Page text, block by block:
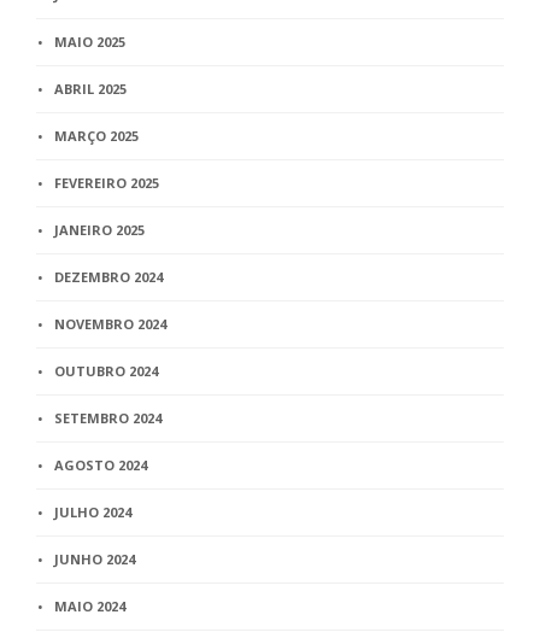
MAIO 2025
ABRIL 2025
MARÇO 2025
FEVEREIRO 2025
JANEIRO 2025
DEZEMBRO 2024
NOVEMBRO 2024
OUTUBRO 2024
SETEMBRO 2024
AGOSTO 2024
JULHO 2024
JUNHO 2024
MAIO 2024